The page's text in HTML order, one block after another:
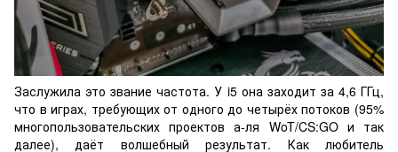
Заслужила это звание частота. У i5 она заходит за 4,6 ГГц,
что в играх, требующих от одного до четырёх потоков (95%
многопользовательских проектов а-ля WoT/CS:GO и так
далее), даёт волшебный результат. Как любитель